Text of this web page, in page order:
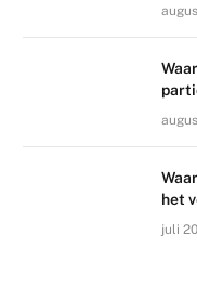
het
juli